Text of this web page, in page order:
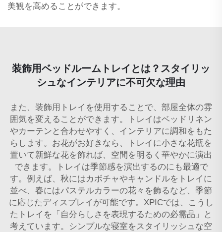
美観を高めることができます。
装飾用ベッドルームトレイとは？スタイリッ
シュなインテリアに不可欠な理由
また、装飾用トレイを使用することで、部屋全体の雰
囲気を変えることができます。トレイはベッドリネン
やカーテンと合わせやすく、インテリアに調和をもた
らします。お花がお好きなら、トレイに小さな花瓶を
置いて新鮮な花を飾れば、空間を明るく華やかに演出
できます。トレイは季節感を演出するのにも最適で
す。例えば、秋にはカボチャやキャンドルをトレイに
並べ、春にはパステルカラーの花々を飾るなど、季節
に応じたディスプレイが可能です。XPICでは、こうし
たトレイを「自分らしさを表現するための必需品」と
考えています。シンプルな寝室をスタイリッシュな空